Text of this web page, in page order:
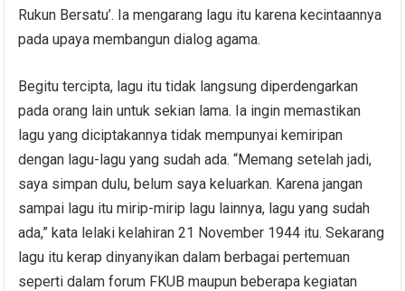
Rukun Bersatu’. Ia mengarang lagu itu karena kecintaannya
pada upaya membangun dialog agama.
Begitu tercipta, lagu itu tidak langsung diperdengarkan
pada orang lain untuk sekian lama. Ia ingin memastikan
lagu yang diciptakannya tidak mempunyai kemiripan
dengan lagu-lagu yang sudah ada. “Memang setelah jadi,
saya simpan dulu, belum saya keluarkan. Karena jangan
sampai lagu itu mirip-mirip lagu lainnya, lagu yang sudah
ada,” kata lelaki kelahiran 21 November 1944 itu. Sekarang
lagu itu kerap dinyanyikan dalam berbagai pertemuan
seperti dalam forum FKUB maupun beberapa kegiatan